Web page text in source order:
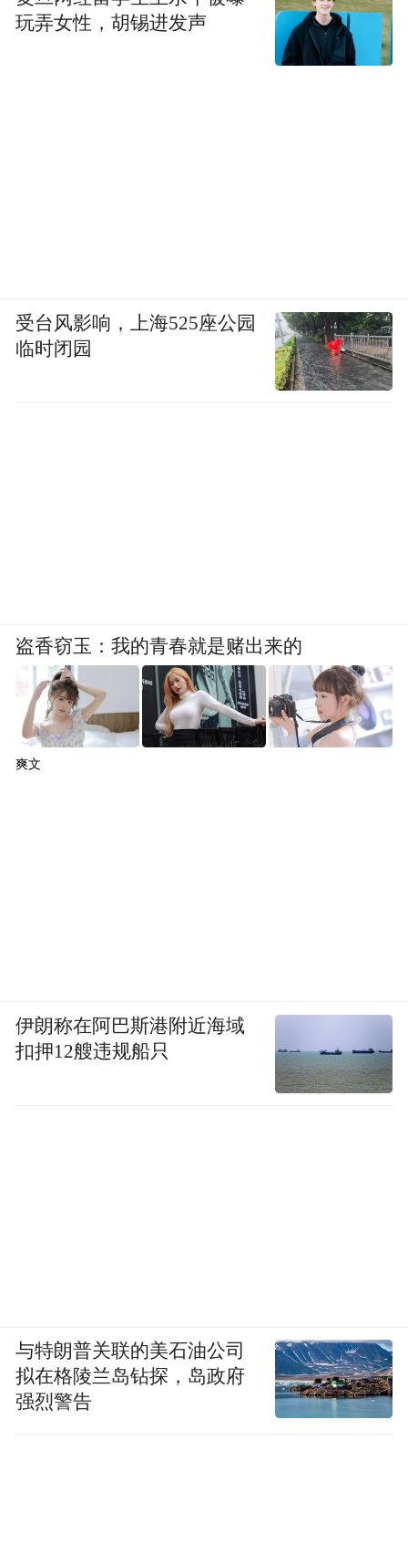
玩弄女性，胡锡进发声
受台风影响，上海525座公园
临时闭园
盗香窃玉：我的青春就是赌出来的
爽文
伊朗称在阿巴斯港附近海域
扣押12艘违规船只
与特朗普关联的美石油公司
拟在格陵兰岛钻探，岛政府
强烈警告